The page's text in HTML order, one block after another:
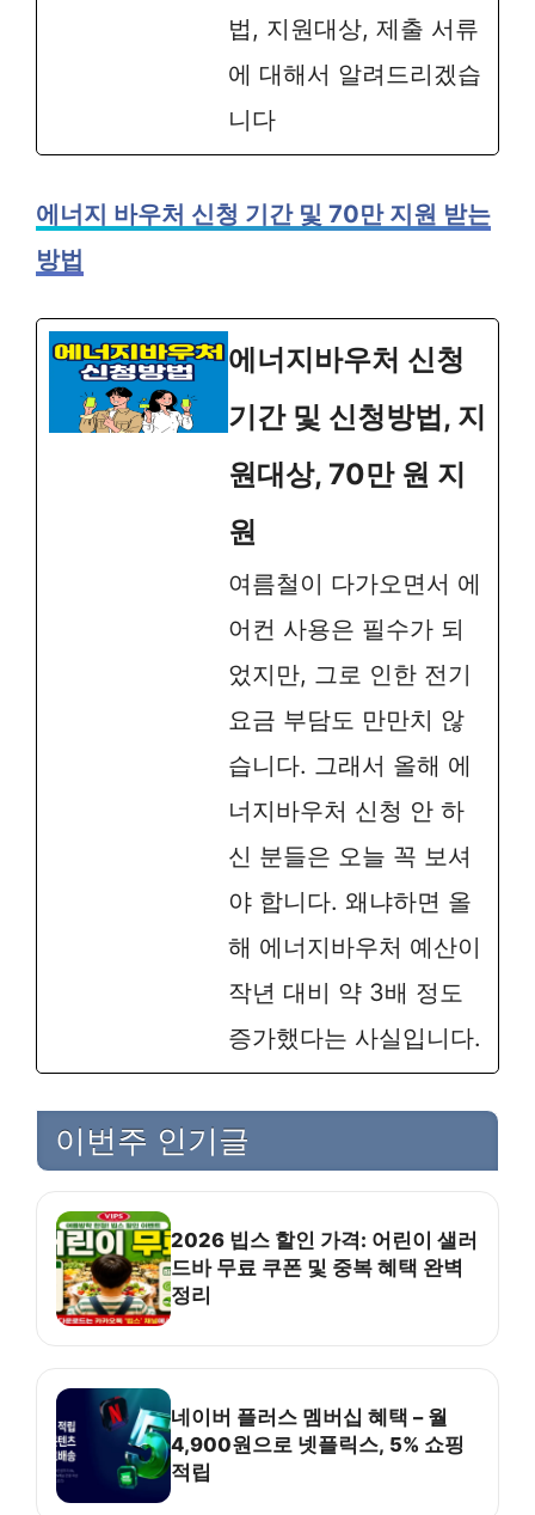
법, 지원대상, 제출 서류
에 대해서 알려드리겠습
니다
에너지 바우처 신청 기간 및 70만 지원 받는
방법
에너지바우처 신청
기간 및 신청방법, 지
원대상, 70만 원 지
원
여름철이 다가오면서 에
어컨 사용은 필수가 되
었지만, 그로 인한 전기
요금 부담도 만만치 않
습니다. 그래서 올해 에
너지바우처 신청 안 하
신 분들은 오늘 꼭 보셔
야 합니다. 왜냐하면 올
해 에너지바우처 예산이
작년 대비 약 3배 정도
증가했다는 사실입니다.
이번주 인기글
2026 빕스 할인 가격: 어린이 샐러
드바 무료 쿠폰 및 중복 혜택 완벽
정리
네이버 플러스 멤버십 혜택 – 월
4,900원으로 넷플릭스, 5% 쇼핑
적립